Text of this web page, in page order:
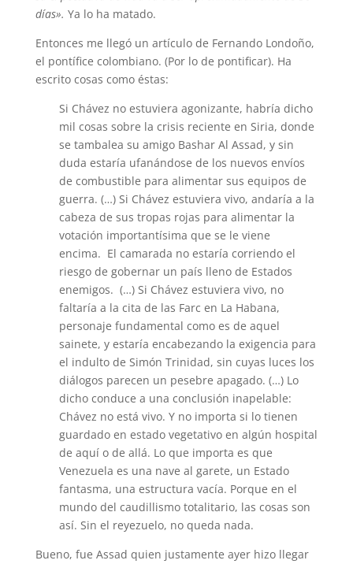
días». Ya lo ha matado.
Entonces me llegó un artículo de Fernando Londoño,
el pontífice colombiano. (Por lo de pontificar). Ha
escrito cosas como éstas:
Si Chávez no estuviera agonizante, habría dicho
mil cosas sobre la crisis reciente en Siria, donde
se tambalea su amigo Bashar Al Assad, y sin
duda estaría ufanándose de los nuevos envíos
de combustible para alimentar sus equipos de
guerra. (…) Si Chávez estuviera vivo, andaría a la
cabeza de sus tropas rojas para alimentar la
votación importantísima que se le viene
encima. El camarada no estaría corriendo el
riesgo de gobernar un país lleno de Estados
enemigos. (…) Si Chávez estuviera vivo, no
faltaría a la cita de las Farc en La Habana,
personaje fundamental como es de aquel
sainete, y estaría encabezando la exigencia para
el indulto de Simón Trinidad, sin cuyas luces los
diálogos parecen un pesebre apagado. (…) Lo
dicho conduce a una conclusión inapelable:
Chávez no está vivo. Y no importa si lo tienen
guardado en estado vegetativo en algún hospital
de aquí o de allá. Lo que importa es que
Venezuela es una nave al garete, un Estado
fantasma, una estructura vacía. Porque en el
mundo del caudillismo totalitario, las cosas son
así. Sin el reyezuelo, no queda nada.
Bueno, fue Assad quien justamente ayer hizo llegar